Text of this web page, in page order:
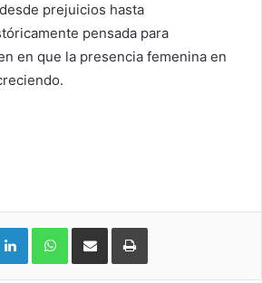
prejuicios hasta
pensada para
en que la presencia femenina en
LinkedIn WhatsApp